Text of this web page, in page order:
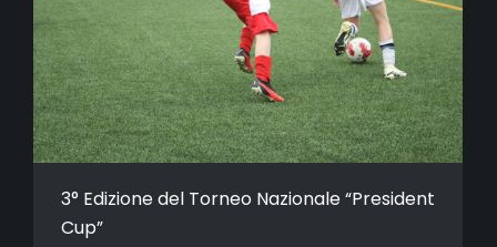
3° Edizione del Torneo Nazionale “President
Cup”